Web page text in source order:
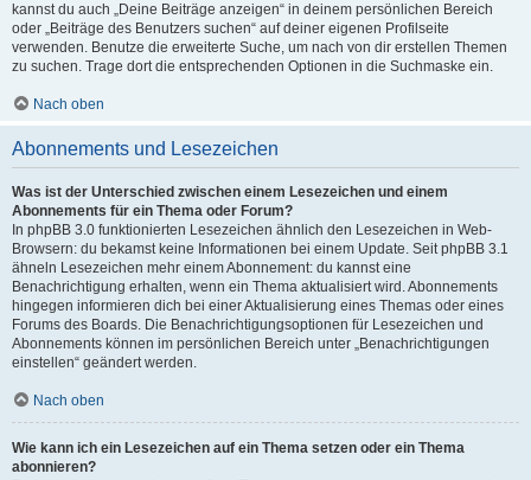
kannst du auch „Deine Beiträge anzeigen“ in deinem persönlichen Bereich
oder „Beiträge des Benutzers suchen“ auf deiner eigenen Profilseite
verwenden. Benutze die erweiterte Suche, um nach von dir erstellen Themen
zu suchen. Trage dort die entsprechenden Optionen in die Suchmaske ein.
Nach oben
Abonnements und Lesezeichen
Was ist der Unterschied zwischen einem Lesezeichen und einem
Abonnements für ein Thema oder Forum?
In phpBB 3.0 funktionierten Lesezeichen ähnlich den Lesezeichen in Web-
Browsern: du bekamst keine Informationen bei einem Update. Seit phpBB 3.1
ähneln Lesezeichen mehr einem Abonnement: du kannst eine
Benachrichtigung erhalten, wenn ein Thema aktualisiert wird. Abonnements
hingegen informieren dich bei einer Aktualisierung eines Themas oder eines
Forums des Boards. Die Benachrichtigungsoptionen für Lesezeichen und
Abonnements können im persönlichen Bereich unter „Benachrichtigungen
einstellen“ geändert werden.
Nach oben
Wie kann ich ein Lesezeichen auf ein Thema setzen oder ein Thema
abonnieren?